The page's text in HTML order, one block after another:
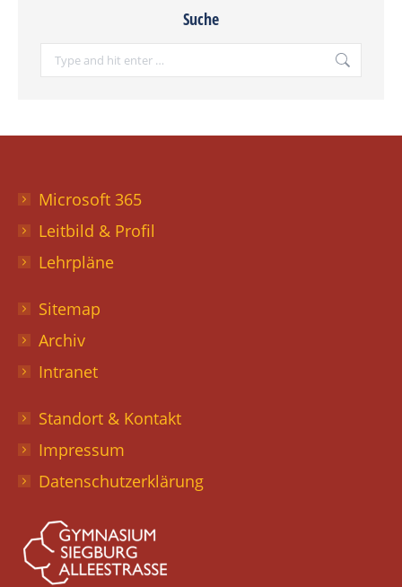
Suche
Microsoft 365
Leitbild & Profil
Lehrpläne
Sitemap
Archiv
Intranet
Standort & Kontakt
Impressum
Datenschutzerklärung